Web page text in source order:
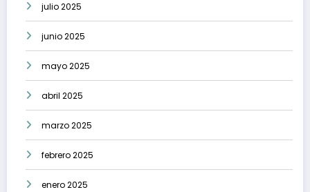
julio 2025
junio 2025
mayo 2025
abril 2025
marzo 2025
febrero 2025
enero 2025